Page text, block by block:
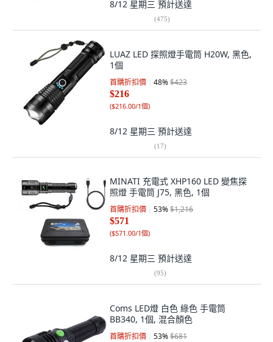
8/12 星期三 預計送達
(475)
LUAZ LED 探照燈手電筒 H20W, 黑色,
1個
首購折扣價 48%$423
$216
($216.00/1個)
8/12 星期三 預計送達
(17)
MINATI 充電式 XHP160 LED 變焦探
照燈 手電筒 J75, 黑色, 1個
首購折扣價 53%$1,216
$571
($571.00/1個)
8/12 星期三 預計送達
(95)
Coms LED燈 白色 綠色 手電筒
BB340, 1個, 混合顏色
首購折扣價 53%$681